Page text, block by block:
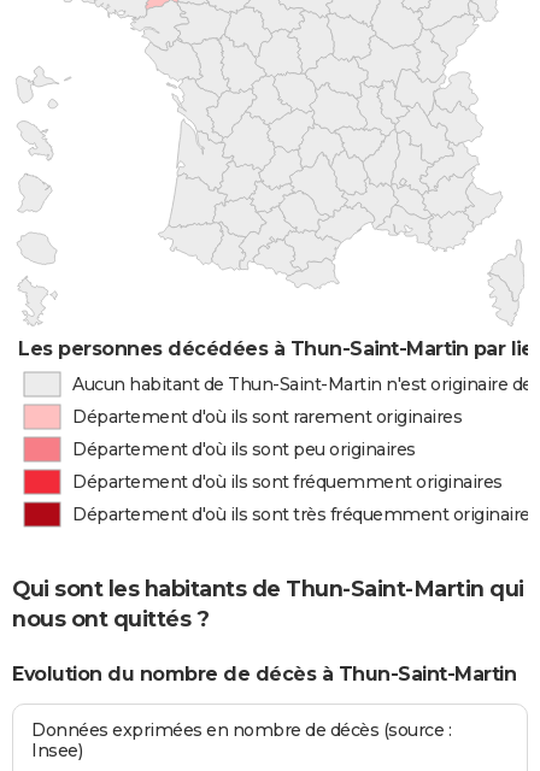
Les personnes décédées à Thun-Saint-Martin par
Aucun habitant de Thun-Saint-Martin n'est originaire
Département d'où ils sont rarement originaires
Département d'où ils sont peu originaires
Département d'où ils sont fréquemment originaires
Département d'où ils sont très fréquemment originaires
Qui sont les habitants de Thun-Saint-Martin qui
nous ont quittés ?
Evolution du nombre de décès à Thun-Saint-Martin
Données exprimées en nombre de décès (source :
Insee)